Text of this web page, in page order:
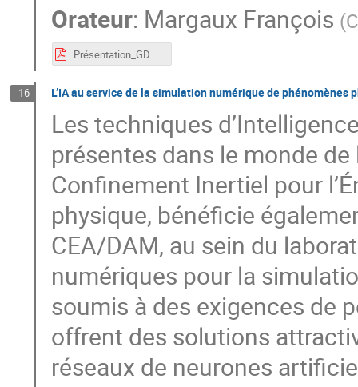
Orateur: Margaux François (
Présentation_GDR_APPEL (1).pdf
16 L’IA au service de la simulation numérique de
Les techniques
présentes dans le monde
Confinement Inertiel pour
physique, bénéficie
CEA/DAM, au sein du
numériques pour la
soumis à des exigences de
offrent des solutions
réseaux de neurones